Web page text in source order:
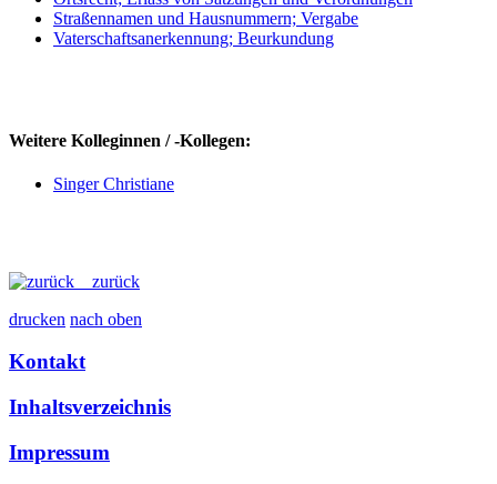
Straßennamen und Hausnummern; Vergabe
Vaterschaftsanerkennung; Beurkundung
Weitere Kolleginnen / -Kollegen:
Singer Christiane
zurück
drucken nach oben
Kontakt
Inhaltsverzeichnis
Impressum